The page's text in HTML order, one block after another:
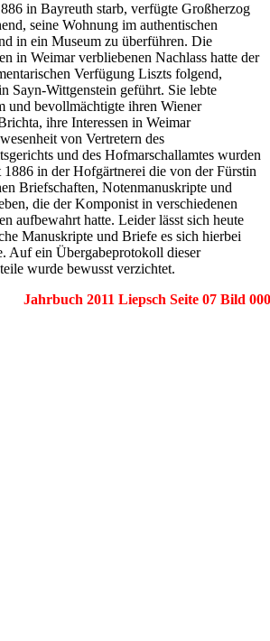
in Bayreuth starb, verfügte Großherzog
seine Wohnung im authentischen
in ein Museum zu überführen. Die
in Weimar verbliebenen Nachlass hatte der
Verfügung Liszts folgend,
Sayn-Wittgenstein geführt. Sie lebte
und bevollmächtigte ihren Wiener
ihre Interessen in Weimar
von Vertretern des
und des Hofmarschallamtes wurden
in der Hofgärtnerei die von der Fürstin
Briefschaften, Notenmanuskripte und
die der Komponist in verschiedenen
aufbewahrt hatte. Leider lässt sich heute
Manuskripte und Briefe es sich hierbei
Auf ein Übergabeprotokoll dieser
wurde bewusst verzichtet.